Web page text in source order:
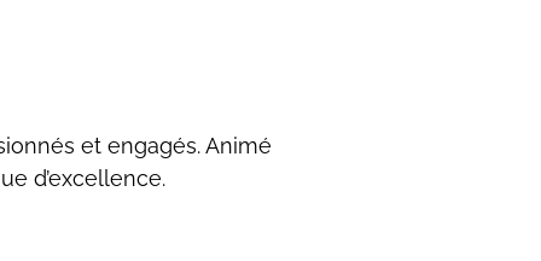
et engagés. Animé
d’excellence.